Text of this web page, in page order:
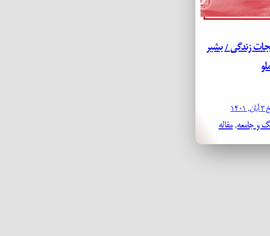
زندگی / بشیر
و جامعه, مقاله